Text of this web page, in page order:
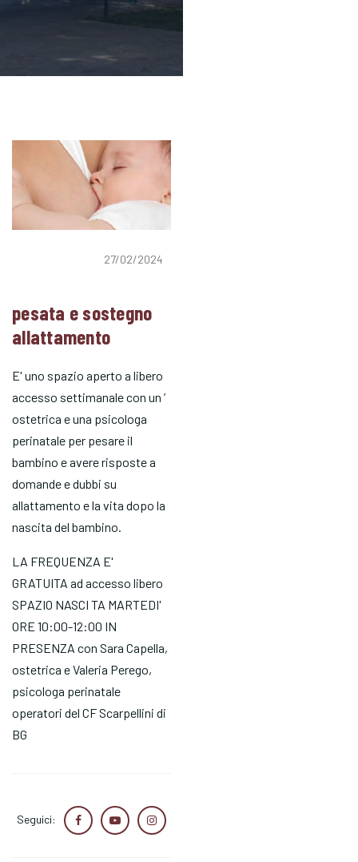
27/02/2024
pesata e sostegno
allattamento
E' uno spazio aperto a libero
accesso settimanale con un ’
ostetrica e una psicologa
perinatale per pesare il
bambino e avere risposte a
domande e dubbi su
allattamento e la vita dopo la
nascita del bambino.
LA FREQUENZA E'
GRATUITA ad accesso libero
SPAZIO NASCI TA MARTEDI'
ORE 10:00-12:00 IN
PRESENZA con Sara Capella,
ostetrica e Valeria Perego,
psicologa perinatale
operatori del CF Scarpellini di
BG
Seguici: